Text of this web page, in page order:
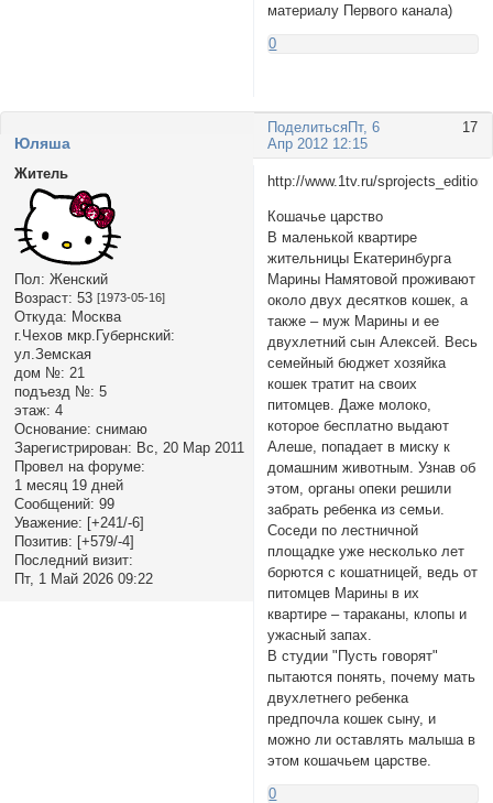
материалу Первого канала)
0
Поделиться 17
Пт, 6
Апр 2012 12:15
Юляша
Житель
Пол: Женский
Возраст: 53 [1973-05-16]
Откуда: Москва
г.Чехов мкр.Губернский:
ул.Земская
дом №: 21
подъезд №: 5
этаж: 4
Основание: снимаю
Зарегистрирован: Вс, 20 Мар 2011
Провел на форуме:
1 месяц 19 дней
Сообщений: 99
Уважение: [+241/-6]
Позитив: [+579/-4]
Последний визит:
Пт, 1 Май 2026 09:22
http://www.1tv.ru/
Кошачье царство
В маленькой квартире
жительницы Екатеринбурга
Марины Намятовой проживают
около двух десятков кошек, а
также – муж Марины и ее
двухлетний сын Алексей. Весь
семейный бюджет хозяйка
кошек тратит на своих
питомцев. Даже молоко,
которое бесплатно выдают
Алеше, попадает в миску к
домашним животным. Узнав об
этом, органы опеки решили
забрать ребенка из семьи.
Соседи по лестничной
площадке уже несколько лет
борются с кошатницей, ведь от
питомцев Марины в их
квартире – тараканы, клопы и
ужасный запах.
В студии "Пусть говорят"
пытаются понять, почему мать
двухлетнего ребенка
предпочла кошек сыну, и
можно ли оставлять малыша в
этом кошачьем царстве.
0